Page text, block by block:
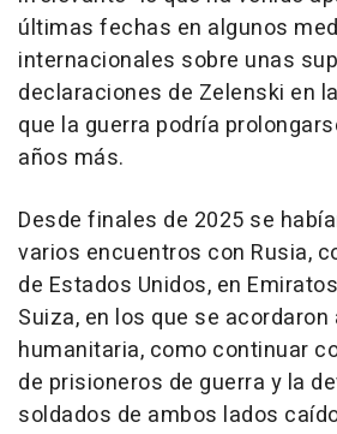
últimas fechas en algunos
internacionales sobre unas
declaraciones de Zelenski en
que la guerra podría
años más.
Desde finales de 2025 se
varios encuentros con Rusia,
de Estados Unidos, en
Suiza, en los que se
humanitaria, como continuar
de prisioneros de guerra y la
soldados de ambos lados